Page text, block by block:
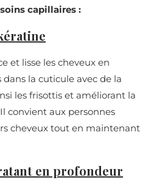
capillaires :
et lisse les cheveux en
la cuticule avec de la
les frisottis et améliorant la
convient aux personnes
cheveux tout en maintenant
en profondeur